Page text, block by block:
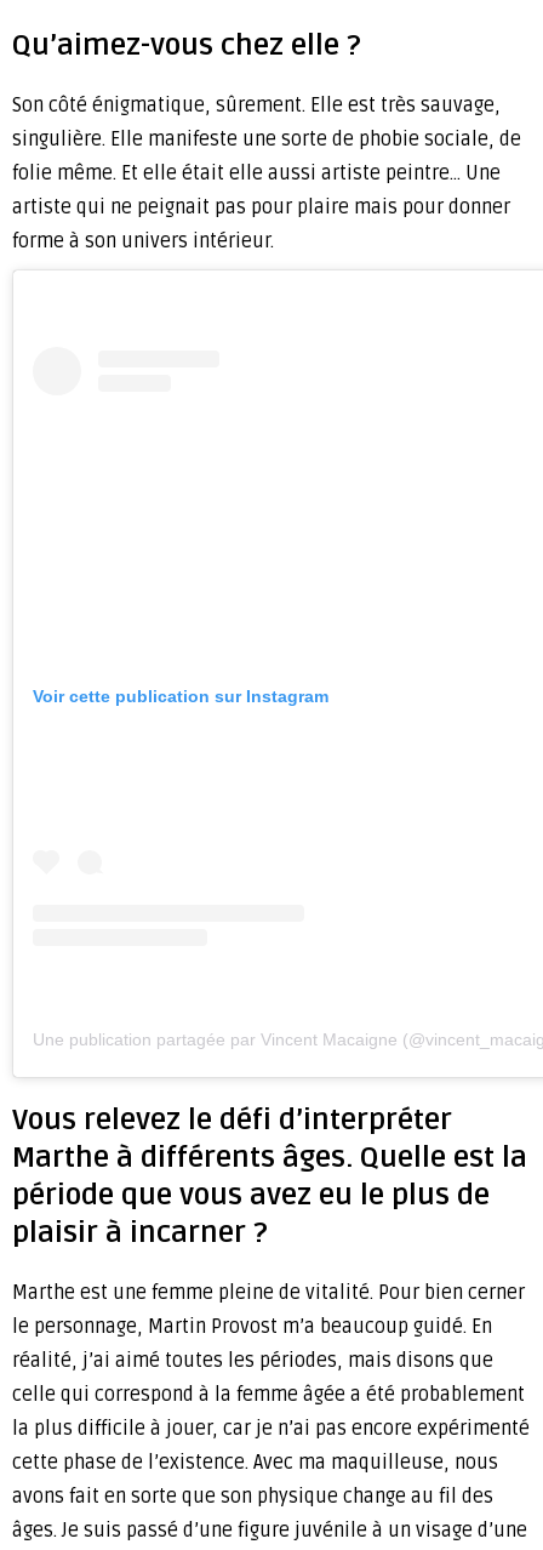
Qu’aimez-vous chez elle ?
Son côté énigmatique, sûrement. Elle est très sauvage,
singulière. Elle manifeste une sorte de phobie sociale, de
folie même. Et elle était elle aussi artiste peintre… Une
artiste qui ne peignait pas pour plaire mais pour donner
forme à son univers intérieur.
Voir cette publication sur Instagram
Une publication partagée par Vincent Macaigne
Vous relevez le défi d’interpréter
Marthe à différents âges. Quelle est la
période que vous avez eu le plus de
plaisir à incarner ?
Marthe est une femme pleine de vitalité. Pour bien cerner
le personnage, Martin Provost m’a beaucoup guidé. En
réalité, j’ai aimé toutes les périodes, mais disons que
celle qui correspond à la femme âgée a été probablement
la plus difficile à jouer, car je n’ai pas encore expérimenté
cette phase de l’existence. Avec ma maquilleuse, nous
avons fait en sorte que son physique change au fil des
âges. Je suis passé d’une figure juvénile à un visage d’une